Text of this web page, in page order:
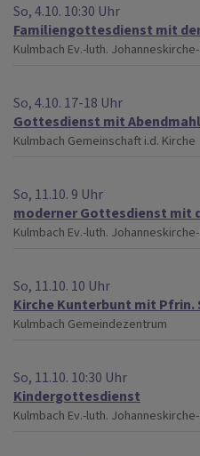
So, 4.10. 10:30 Uhr
Familiengottesdienst mit
Kulmbach Ev.-luth.
So, 4.10. 17-18 Uhr
Gottesdienst mit Abendmahl
Kulmbach Gemeinschaft i.d. Kirche
So, 11.10. 9 Uhr
moderner Gottesdienst mit
Kulmbach Ev.-luth.
So, 11.10. 10 Uhr
Kirche Kunterbunt mit Pfrin.
Kulmbach Gemeindezentrum
So, 11.10. 10:30 Uhr
Kindergottesdienst
Kulmbach Ev.-luth.